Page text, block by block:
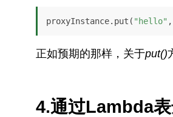
proxyInstance.put( "hello" ,
正如预期的那样，关于put()
4.通过Lambda